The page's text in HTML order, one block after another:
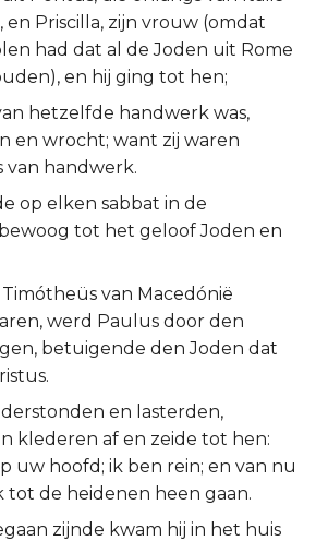
28
en Priscilla, zijn vrouw (omdat
had dat al de Joden uit Rome
en hij ging tot hen;
hetzelfde handwerk was,
en wrocht; want zij waren
handwerk.
op elken sabbat in de
tot het geloof Joden en
Timótheüs van Macedónië
werd Paulus door den
betuigende den Joden dat
en lasterden,
klederen af en zeide tot hen:
uw hoofd; ik ben rein; en van nu
tot de heidenen heen gaan.
zijnde kwam hij in het huis